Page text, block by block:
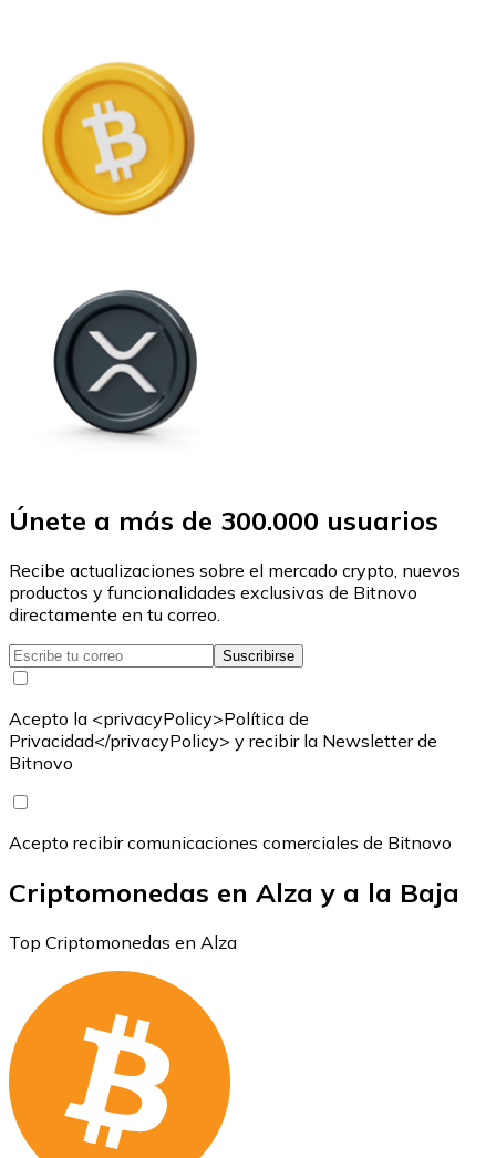
Únete a más de 300.000 usuarios
Recibe actualizaciones sobre el mercado crypto, nuevos
productos y funcionalidades exclusivas de Bitnovo
directamente en tu correo.
Suscribirse
Acepto la <privacyPolicy>Política de
Privacidad</privacyPolicy> y recibir la Newsletter de
Bitnovo
Acepto recibir comunicaciones comerciales de Bitnovo
Criptomonedas en Alza y a la Baja
Top Criptomonedas en Alza